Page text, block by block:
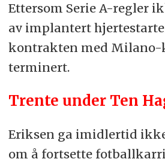
Ettersom Serie A-regler
av implantert
kontrakten med Milano-
terminert.
Trente under Ten
Eriksen ga imidlertid
om å fortsette